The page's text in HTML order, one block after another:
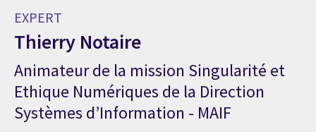
EXPERT
Thierry Notaire
Expert Thierry Notaire
Animateur de la mission Singularité et
Ethique Numériques de la Direction
Systèmes d’Information - MAIF